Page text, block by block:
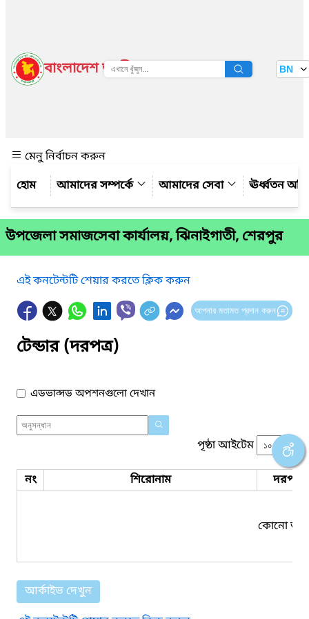
বাংলাদেশ জাতীয় তথ্য বাতায়ন BN
মেনু নির্বাচন করুন
আমাদের সম্পর্কে
আমাদের সেবা ঊর্ধ্বতন
উপজেলা সমাজসেবা কার্যালয়, ঝিনাইগাতী, শেরপুর
এই কনটেন্টটি শেয়ার করতে ক্লিক করুন
আপনার মতামত প্রদান করুন
টেন্ডার (দরপত্র)
এডভান্সড অপশনগুলো দেখান
পৃষ্ঠা আইটেম
নং শিরোনাম দরপত্র
কোনো তথ্য
আর্কাইভ দেখুন